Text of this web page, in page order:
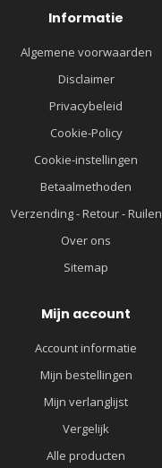
Informatie
Algemene voorwaarden
Disclaimer
Privacybeleid
Cookie-Policy
Cookie-instellingen
Betaalmethoden
Verzending - Retour - Ruilen
Over ons
Sitemap
Mijn account
Account informatie
Mijn bestellingen
Mijn verlanglijst
Vergelijk
Alle producten